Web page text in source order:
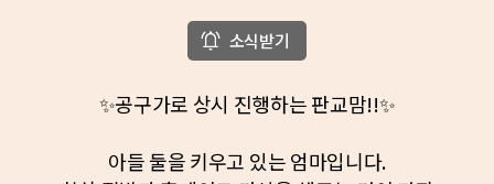
소식받기
✨공구가로 상시 진행하는 판교맘!!✨
아들 둘을 키우고 있는 엄마입니다.